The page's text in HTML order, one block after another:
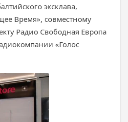
эксклава,
Время», совместному
Радио Свободная Европа
«Голос